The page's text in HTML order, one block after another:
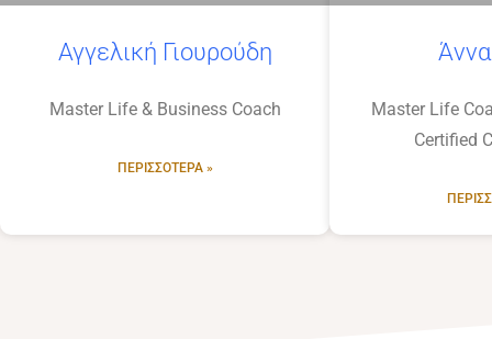
Αγγελική Γιουρούδη
Master Life & Business Coach
ΠΕΡΙΣΣΌΤΕΡΑ »
Master Life
Certified